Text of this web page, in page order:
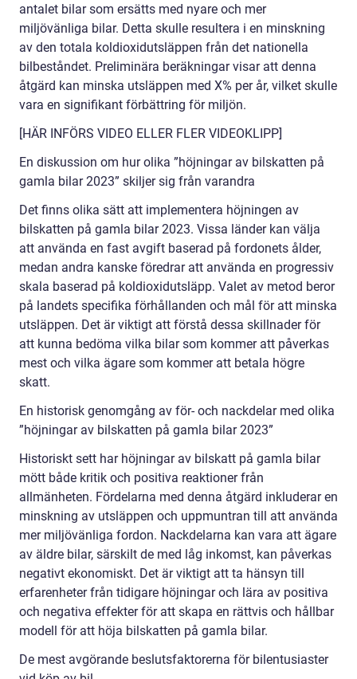
antalet bilar som ersätts med nyare och mer
miljövänliga bilar. Detta skulle resultera i en minskning
av den totala koldioxidutsläppen från det nationella
bilbeståndet. Preliminära beräkningar visar att denna
åtgärd kan minska utsläppen med X% per år, vilket skulle
vara en signifikant förbättring för miljön.
[HÄR INFÖRS VIDEO ELLER FLER VIDEOKLIPP]
En diskussion om hur olika ”höjningar av bilskatten på
gamla bilar 2023” skiljer sig från varandra
Det finns olika sätt att implementera höjningen av
bilskatten på gamla bilar 2023. Vissa länder kan välja
att använda en fast avgift baserad på fordonets ålder,
medan andra kanske föredrar att använda en progressiv
skala baserad på koldioxidutsläpp. Valet av metod beror
på landets specifika förhållanden och mål för att minska
utsläppen. Det är viktigt att förstå dessa skillnader för
att kunna bedöma vilka bilar som kommer att påverkas
mest och vilka ägare som kommer att betala högre
skatt.
En historisk genomgång av för- och nackdelar med olika
”höjningar av bilskatten på gamla bilar 2023”
Historiskt sett har höjningar av bilskatt på gamla bilar
mött både kritik och positiva reaktioner från
allmänheten. Fördelarna med denna åtgärd inkluderar en
minskning av utsläppen och uppmuntran till att använda
mer miljövänliga fordon. Nackdelarna kan vara att ägare
av äldre bilar, särskilt de med låg inkomst, kan påverkas
negativt ekonomiskt. Det är viktigt att ta hänsyn till
erfarenheter från tidigare höjningar och lära av positiva
och negativa effekter för att skapa en rättvis och hållbar
modell för att höja bilskatten på gamla bilar.
De mest avgörande beslutsfaktorerna för bilentusiaster